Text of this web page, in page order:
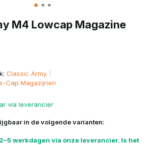
M4 Lowcap Magazine
Classic Army
Cap Magazijnen
via leverancier
in de volgende varianten:
werkdagen via onze leverancier. Is het